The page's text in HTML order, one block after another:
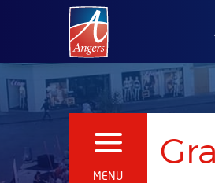
Angers.fr : Retour à
MENU
OUVRIR LE MENU